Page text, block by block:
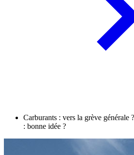
Carburants : vers la grève générale
: bonne idée ?